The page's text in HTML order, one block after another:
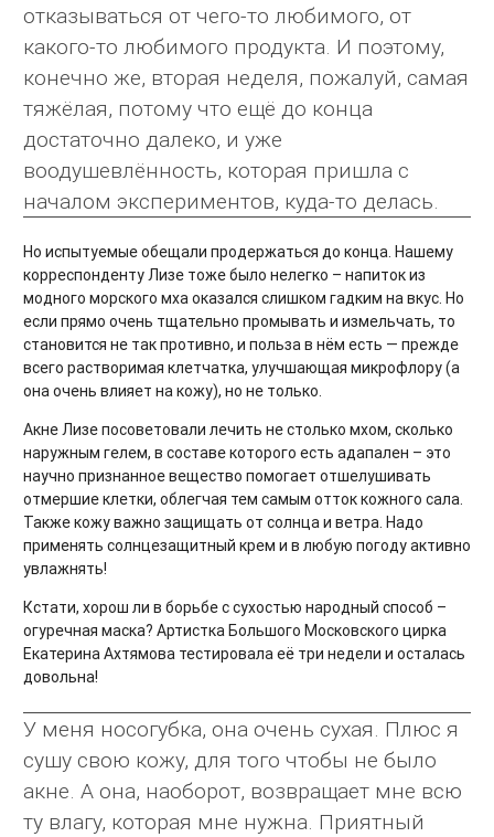
отказываться от чего-то любимого, от
какого-то любимого продукта. И поэтому,
конечно же, вторая неделя, пожалуй, самая
тяжёлая, потому что ещё до конца
достаточно далеко, и уже
воодушевлённость, которая пришла с
началом экспериментов, куда-то делась.
Но испытуемые обещали продержаться до конца. Нашему
корреспонденту Лизе тоже было нелегко – напиток из
модного морского мха оказался слишком гадким на вкус. Но
если прямо очень тщательно промывать и измельчать, то
становится не так противно, и польза в нём есть — прежде
всего растворимая клетчатка, улучшающая микрофлору (а
она очень влияет на кожу), но не только.
Акне Лизе посоветовали лечить не столько мхом, сколько
наружным гелем, в составе которого есть адапален – это
научно признанное вещество помогает отшелушивать
отмершие клетки, облегчая тем самым отток кожного сала.
Также кожу важно защищать от солнца и ветра. Надо
применять солнцезащитный крем и в любую погоду активно
увлажнять!
Кстати, хорош ли в борьбе с сухостью народный способ –
огуречная маска? Артистка Большого Московского цирка
Екатерина Ахтямова тестировала её три недели и осталась
довольна!
У меня носогубка, она очень сухая. Плюс я
сушу свою кожу, для того чтобы не было
акне. А она, наоборот, возвращает мне всю
ту влагу, которая мне нужна. Приятный